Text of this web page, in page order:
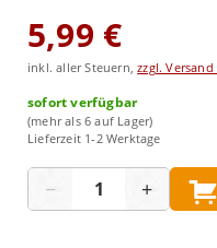
5,99 €
inkl. aller Steuern,zzgl. Versand
sofort verfügbar
(mehr als 6 auf Lager)
Lieferzeit 1-2 Werktage
− +